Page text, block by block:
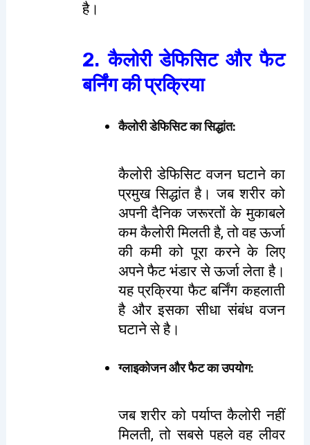
है।
2. कैलोरी डेफिसिट और फैट
बर्निंग की प्रक्रिया
कैलोरी डेफिसिट का सिद्धांत:
कैलोरी डेफिसिट वजन घटाने का
प्रमुख सिद्धांत है। जब शरीर को
अपनी दैनिक जरूरतों के मुकाबले
कम कैलोरी मिलती है, तो वह ऊर्जा
की कमी को पूरा करने के लिए
अपने फैट भंडार से ऊर्जा लेता है।
यह प्रक्रिया फैट बर्निंग कहलाती
है और इसका सीधा संबंध वजन
घटाने से है।
ग्लाइकोजन और फैट का उपयोग:
जब शरीर को पर्याप्त कैलोरी नहीं
मिलती, तो सबसे पहले वह लीवर